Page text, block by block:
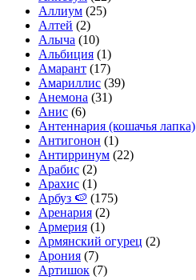
Аллиум (25)
Алтей (2)
Алыча (10)
Альбиция (1)
Амарант (17)
Амариллис (39)
Анемона (31)
Анис (6)
Антеннария (кошачья лапка)
Антигонон (1)
Антирринум (22)
Арабис (2)
Арахис (1)
Арбуз 🍉 (175)
Аренария (2)
Армерия (1)
Армянский огурец (2)
Арония (7)
Артишок (7)